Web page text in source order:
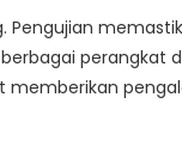
Pengujian
perangkat
memberikan